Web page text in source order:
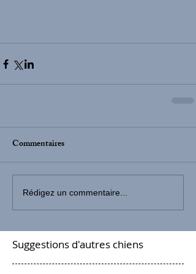
Commentaires
Rédigez un commentaire...
Suggestions d'autres chiens